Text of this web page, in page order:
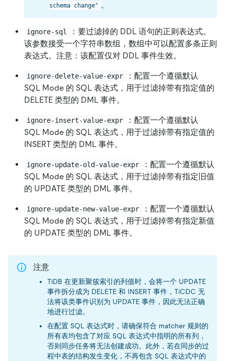
schema change" 。
ignore-sql
：要过滤掉的 DDL 语句的正则表达式。
该参数接受一个字符串数组，数组中可以配置多条正则
表达式。注意：该配置仅对 DDL 事件生效。
ignore-delete-value-expr
：配置一个遵循默认
SQL Mode 的 SQL 表达式，用于过滤掉带有指定值的
DELETE 类型的 DML 事件。
ignore-insert-value-expr
：配置一个遵循默认
SQL Mode 的 SQL 表达式，用于过滤掉带有指定值的
INSERT 类型的 DML 事件。
ignore-update-old-value-expr
：配置一个遵循默认
SQL Mode 的 SQL 表达式，用于过滤掉带有指定旧值
的 UPDATE 类型的 DML 事件。
ignore-update-new-value-expr
：配置一个遵循默认
SQL Mode 的 SQL 表达式，用于过滤掉带有指定新值
的 UPDATE 类型的 DML 事件。
注意
TiDB 在更新聚簇索引的列值时，会将一个 UPDATE
事件拆分成为 DELETE 和 INSERT 事件，TiCDC 无
法将该类事件识别为 UPDATE 事件，因此无法正确
地进行过滤。
在配置 SQL 表达式时，请确保符合 matcher 规则的
所有表均包含了对应 SQL 表达式中指明的所有列，
否则同步任务将无法创建成功。此外，若在同步的过
程中表的结构发生变化，不再包含 SQL 表达式中的